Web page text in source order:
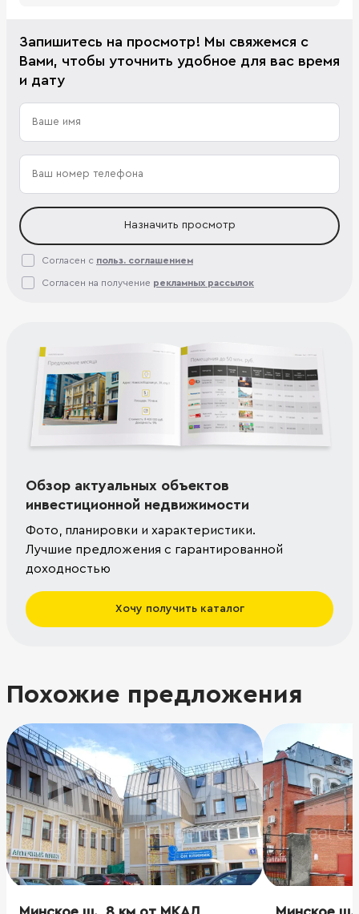
Запишитесь на просмотр! Мы свяжемся с
Вами, чтобы уточнить удобное для вас время
и дату
Назначить просмотр
Согласен с польз. соглашением
Согласен на получение рекламных рассылок
Обзор актуальных объектов
инвестиционной недвижимости
Фото, планировки и характеристики.
Лучшие предложения с гарантированной
доходностью
Хочу получить каталог
Похожие предложения